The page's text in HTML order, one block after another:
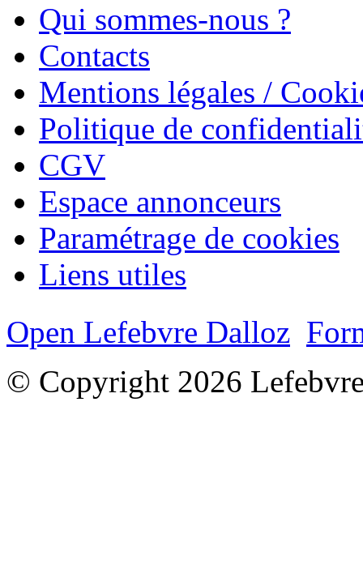
Qui sommes-nous ?
Contacts
Mentions légales /
Politique de
CGV
Espace annonceurs
Paramétrage de cookies
Liens utiles
Open Lefebvre Dalloz
© Copyright 2026